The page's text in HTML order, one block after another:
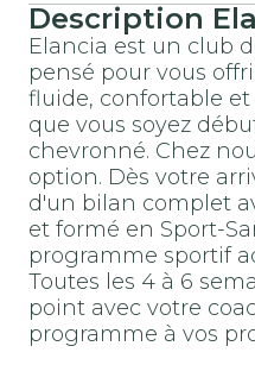
Description
Elancia est un club
pensé pour vous
fluide, confortable et
que vous soyez
chevronné. Chez
option. Dès votre
d'un bilan complet
et formé en Sport-
programme sportif
Toutes les 4 à 6
point avec votre
programme à vos